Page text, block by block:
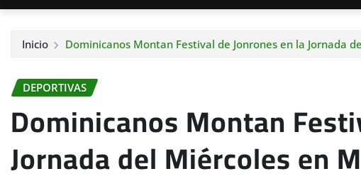
Inicio Dominicanos Montan Festival de Jonrones en la Jornada
DEPORTIVAS
Dominicanos Montan
Jornada del Miércoles en